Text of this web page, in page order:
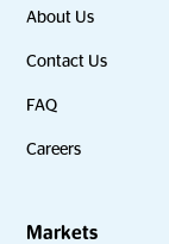
About Us
Contact Us
FAQ
Careers
Markets